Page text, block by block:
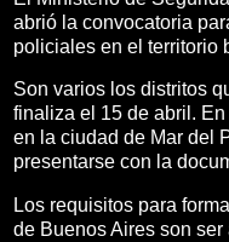
abrió la convocatoria
policiales en el territorio
Son varios los distritos
finaliza el 15 de abril.
en la ciudad de Mar del
presentarse con la
Los requisitos para
de Buenos Aires son